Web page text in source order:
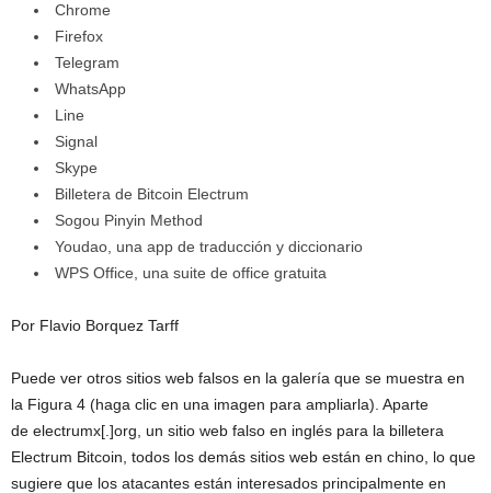
Chrome
Firefox
Telegram
WhatsApp
Line
Signal
Skype
Billetera de Bitcoin Electrum
Sogou Pinyin Method
Youdao, una app de traducción y diccionario
WPS Office, una suite de office gratuita
Por Flavio Borquez Tarff
Puede ver otros sitios web falsos en la galería que se muestra en
la Figura 4 (haga clic en una imagen para ampliarla). Aparte
de electrumx[.]org, un sitio web falso en inglés para la billetera
Electrum Bitcoin, todos los demás sitios web están en chino, lo que
sugiere que los atacantes están interesados principalmente en